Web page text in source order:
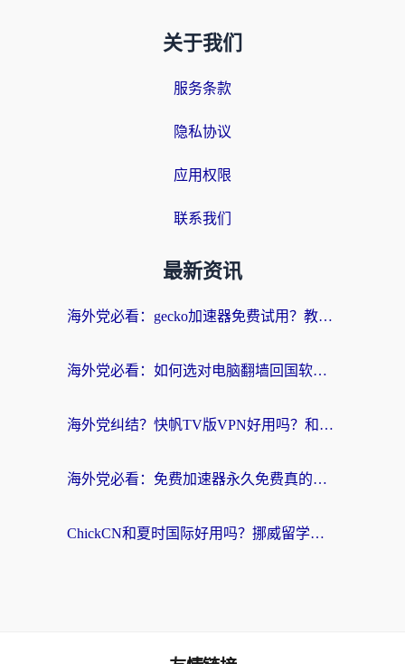
关于我们
服务条款
隐私协议
应用权限
联系我们
最新资讯
海外党必看：gecko加速器免费试用？教你选对回国加速器，无缝刷国内剧玩游戏
海外党必看：如何选对电脑翻墙回国软件，轻松解锁国内资源？
海外党纠结？快帆TV版VPN好用吗？和扇贝手游VPN对比哪个回国效果更好？
海外党必看：免费加速器永久免费真的存在吗？教你选对回国加速器无缝刷国内资源
ChickCN和夏时国际好用吗？挪威留学生亲测3款回国加速器，附穿梭和加速喵对比指南